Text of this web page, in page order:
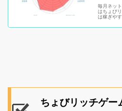
毎月ネッ
はちょび
は稼ぎや
円です。
イトを味
ちょびリッチゲ